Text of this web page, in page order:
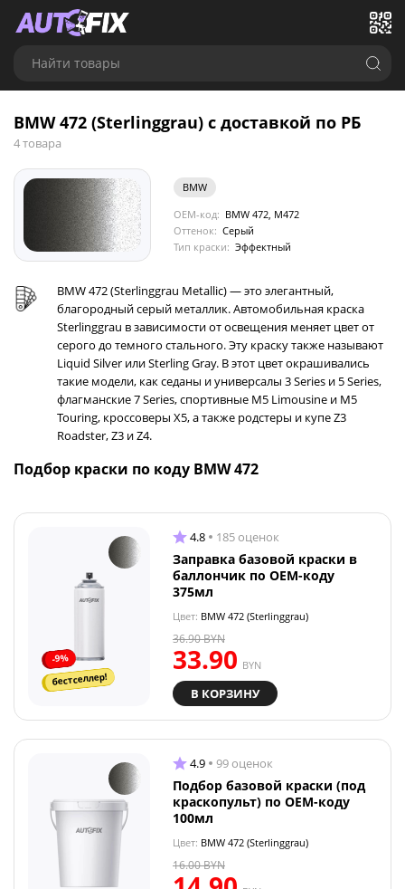
Найти товары
BMW 472 (Sterlinggrau) с доставкой по РБ
4 товара
BMW
OEM-код: BMW 472, M472
Оттенок: Серый
Тип краски: Эффектный
BMW 472 (Sterlinggrau Metallic) — это элегантный,
благородный серый металлик. Автомобильная краска
Sterlinggrau в зависимости от освещения меняет цвет от
серого до темного стального. Эту краску также называют
Liquid Silver или Sterling Gray. В этот цвет окрашивались
такие модели, как седаны и универсалы 3 Series и 5 Series,
флагманские 7 Series, спортивные M5 Limousine и M5
Touring, кроссоверы X5, а также родстеры и купе Z3
Roadster, Z3 и Z4.
Подбор краски по коду BMW 472
-9%
бестселлер!
4.8 185 оценок
Заправка базовой краски в
баллончик по OEM-коду
375мл
Цвет: BMW 472 (Sterlinggrau)
33.90 BYN
36.90BYN
В КОРЗИНУ
4.9 99 оценок
Подбор базовой краски (под
краскопульт) по OEM-коду
100мл
Цвет: BMW 472 (Sterlinggrau)
16.00BYN